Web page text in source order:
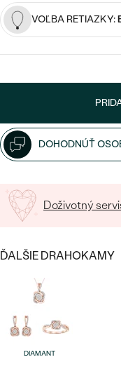
DRAHOKAM
PLATINA
S
PODĽA ŠTÝLU
SYMBOLICKÉ
PODĽA FARBY
PODĽA TVARU
CENOVO
LUXUSNÉ
LUXUSNÉ
VOĽBA RETIAZKY:
DOHODNÚŤ
Doživotný
ĎALŠIE DRAHOKAMY
DIAMANT